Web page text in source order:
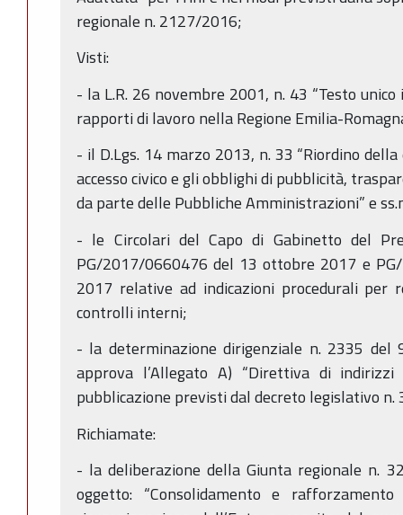
regionale n. 2127/2016;
Visti:
- la L.R. 26 novembre 2001, n. 43 “Testo
rapporti di lavoro nella Regione Emilia-
- il D.Lgs. 14 marzo 2013, n. 33 “Riordino
accesso civico e gli obblighi di pubblicità,
da parte delle Pubbliche Amministrazioni” e
- le Circolari del Capo di Gabinetto del
PG/2017/0660476 del 13 ottobre 2017 e
2017 relative ad indicazioni procedurali per
controlli interni;
- la determinazione dirigenziale n. 2335
approva l’Allegato A) “Direttiva di
pubblicazione previsti dal decreto legislativo n.
Richiamate:
- la deliberazione della Giunta regionale n.
oggetto: “Consolidamento e